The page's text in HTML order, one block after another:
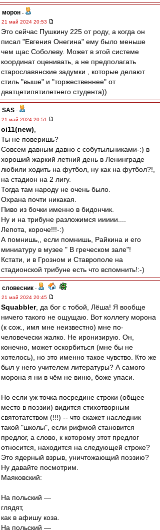
морон -
21 май 2024 20:53
Это сейчас Пушкину 225 от роду, а когда он
писал "Евгения Онегина" ему было меньше
чем щас Соболеву. Может в этой системе
координат оценивать, а не предполагать
старославянские задумки , которые делают
стиль "выше" и "торжественнее" от
дватцетипятилетнего студента))
SAS -
21 май 2024 20:51
oi11(new)
Ты не поверишь?
Совсем давным давно с собутыльниками-:) в
хороший жаркий летний день в Ленинграде
любили ходить на футбол, ну как на футбол?!,
на стадион на 2 лигу.
Тогда там народу не очень было.
Охрана почти никакая.
Пиво из бочки именно в бидончик.
Ну и на трибуне разложимся иииии....
Лепота, короче!!!-:)
А помнишь,, если помнишь, Райкина и его
миниатуру в музее " В греческом зале"!
Кстати, и в Грозном и Ставрополе на
стадионской трибуне есть что вспомнить!:-)
словесник -
21 май 2024 20:45
Squabbler, да бог с тобой, Лёша! Я вообще
ничего такого не ощущаю. Вот коллегу морона
(к сож., имя мне неизвестно) мне по-
человечески жалко. Не иронизирую. Он,
конечно, может оскорбиться (мне бы не
хотелось), но это именно такое чувство. Кто же
был у него учителем литературы? А самого
морона я ни в чём не виню, боже упаси.
Но если уж точка посредине строки (общее
место в поэзии) видится стихотворным
святотатством (!!!) -- что скажет наследник
такой "школы", если рифмой становится
предлог, а слово, к которому этот предлог
относится, находится на следующей строке?
Это ядерный взрыв, уничтожающий поэзию?
Ну давайте посмотрим.
Маяковский:
На польский —
глядят,
как в афишу коза.
На польский —